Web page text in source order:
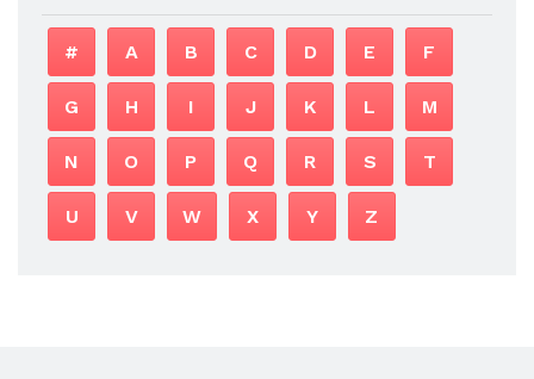
# A B C D E F
G H I J K L M
N O P Q R S T
U V W X Y Z